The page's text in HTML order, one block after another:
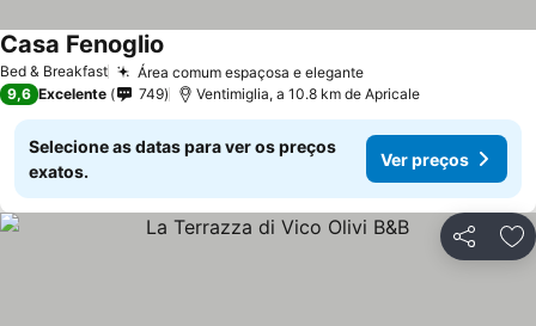
Bed & Breakfast Área comum espaçosa e elegante
Casa Fenoglio
9,6 Excelente 749 Ventimiglia, a 10.8 km de Apricale
Selecione as datas para ver os preços
exatos.
Ver preços
Partilhar